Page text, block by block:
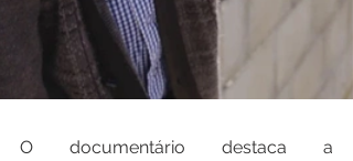
O documentário destaca a